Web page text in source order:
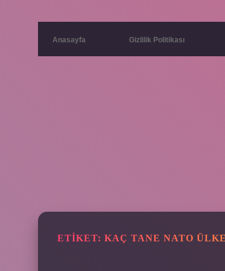
Anasayfa Gizlilik Politikası
ETIKET: KAÇ TANE NATO